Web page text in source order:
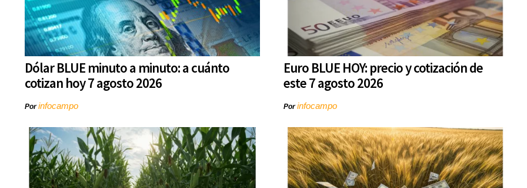
Dólar BLUE minuto a minuto: a cuánto
cotizan hoy 7 agosto 2026
Porinfocampo
Euro BLUE HOY: precio y cotización de
este 7 agosto 2026
Porinfocampo